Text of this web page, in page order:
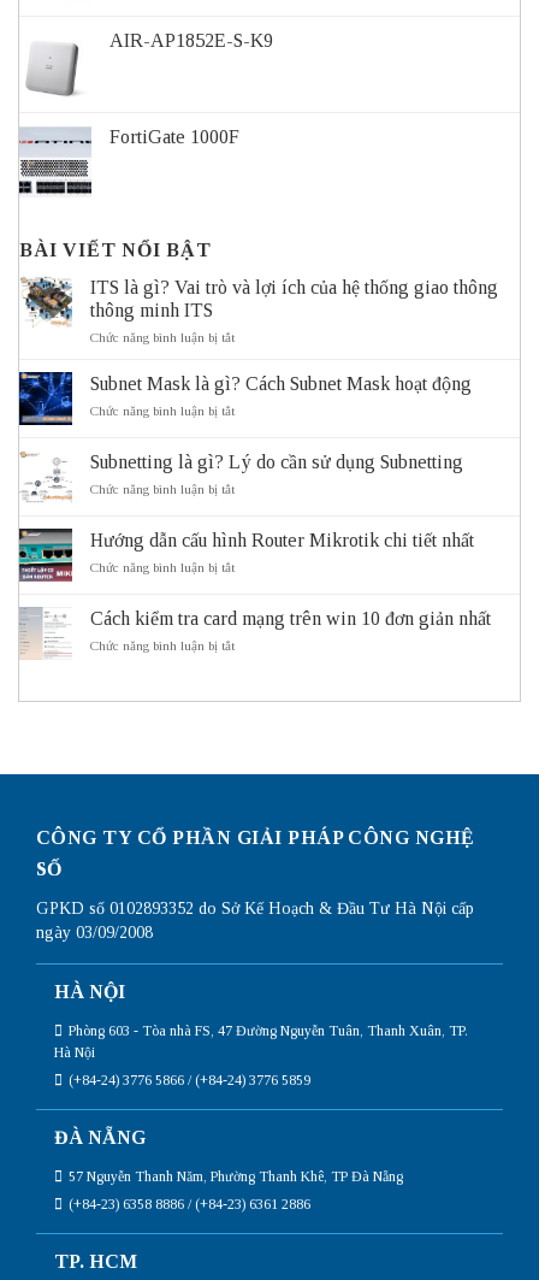
AIR-AP1852E-S-K9
FortiGate 1000F
BÀI VIẾT NỔI BẬT
ITS là gì? Vai trò và lợi ích của hệ thống giao thông
thông minh ITS
Chức năng bình luận bị tắtở
gì?
Vai
lợi
của
thống
thông
ITS
Subnet Mask là gì? Cách Subnet Mask hoạt động
Chức năng bình luận bị tắtở
là
Mask
động
Subnetting là gì? Lý do cần sử dụng Subnetting
Chức năng bình luận bị tắtở
gì?
sử
dụng
Subnetting
Hướng dẫn cấu hình Router Mikrotik chi tiết nhất
Chức năng bình luận bị tắtở
cấu
Cách kiểm tra card mạng trên win 10 đơn giản nhất
Chức năng bình luận bị tắtở
tra
nhất
CÔNG TY CỔ PHẦN GIẢI PHÁP CÔNG NGHỆ
SỐ
GPKD số 0102893352 do Sở Kế Hoạch & Đầu Tư Hà Nội cấp
ngày 03/09/2008
HÀ NỘI
Phòng 603 - Tòa nhà FS, 47 Đường Nguyễn Tuân, Thanh Xuân, TP.
Hà Nội
(+84-24) 3776 5866 / (+84-24) 3776 5859
ĐÀ NẴNG
57 Nguyễn Thanh Năm, Phường Thanh Khê, TP Đà Nẵng
(+84-23) 6358 8886 / (+84-23) 6361 2886
TP. HCM